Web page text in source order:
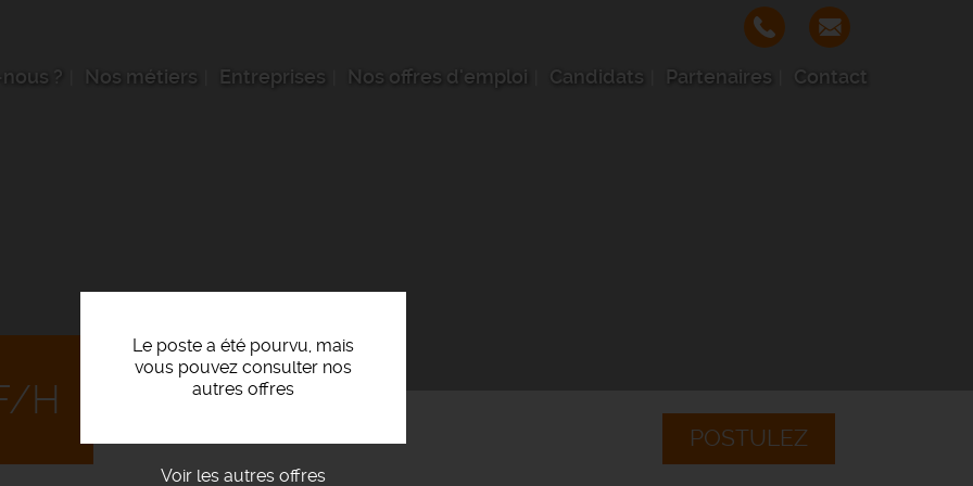
? Nos métiers Entreprises Nos offres d'emploi Candidats Partenaires Contact
Le poste a été pourvu, mais
vous pouvez consulter nos
autres offres
Voir les autres offres
POSTULEZ
H